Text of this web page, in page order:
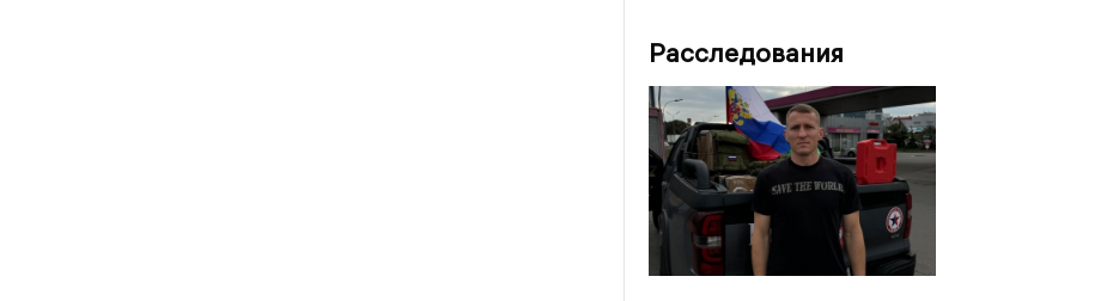
Расследования